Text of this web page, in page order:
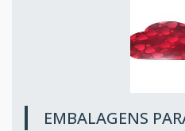
EMBALAGENS